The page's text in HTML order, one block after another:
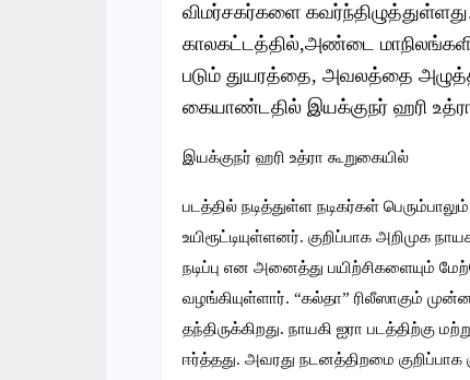
விமர்சகர்களை
காலகட்டத்தில்,அண்டை
படும் துயரத்தை, அவலத்தை
கையாண்டதில் இயக்குநர் ஹரி உத்ரா
இயக்குநர் ஹரி உத்ரா கூறுகையில்
படத்தில் நடித்துள்ள நடிகர்கள்
உயிரூட்டியுள்ளனர். குறிப்பாக அறிமுக
நடிப்பு என அனைத்து பயிற்சிகளையும்
வழங்கியுள்ளார். “கல்தா” ரிலீஸாகும்
தந்திருக்கிறது. நாயகி ஐரா
ஈர்த்தது. அவரது நடனத்திறமை குறிப்பாக